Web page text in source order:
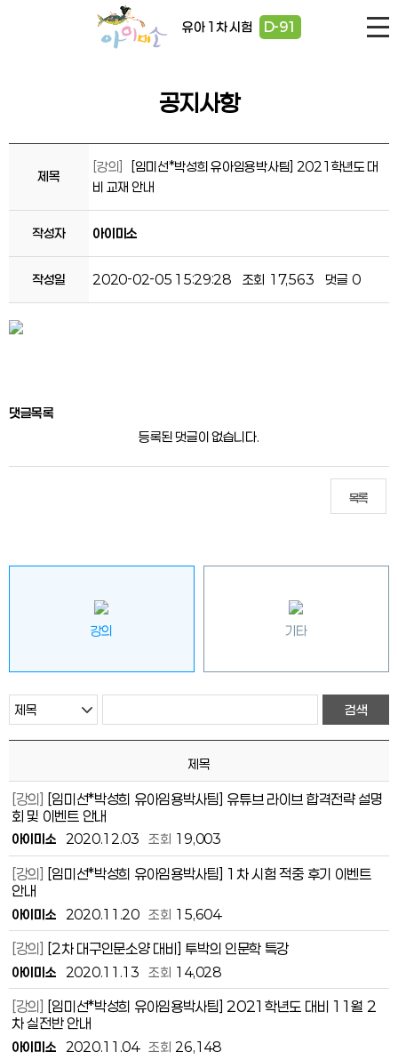
유아 1차 시험 D-91
공지사항
제목
[강의]
[임미선*박성희 유아임용박사팀] 2021학년도 대
비 교재 안내
작성자 아이미소
작성일 2020-02-05 15:29:28 조회 17,563 댓글 0
댓글목록
등록된 댓글이 없습니다.
목록
강의 기타
제목
[강의] [임미선*박성희 유아임용박사팀] 유튜브 라이브 합격전략 설명
회 및 이벤트 안내
아이미소 2020.12.03 조회 19,003
[강의] [임미선*박성희 유아임용박사팀] 1차 시험 적중 후기 이벤트
안내
아이미소 2020.11.20 조회 15,604
[강의] [2차 대구인문소양 대비] 투박의 인문학 특강
아이미소 2020.11.13 조회 14,028
[강의] [임미선*박성희 유아임용박사팀] 2021학년도 대비 11월 2
차 실전반 안내
아이미소 2020.11.04 조회 26,148